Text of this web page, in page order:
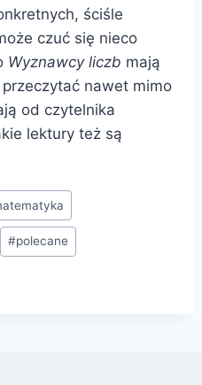
ściśle
czuć się nieco
Wyznawcy liczb mają
nawet mimo
od czytelnika
lektury też są
#polecane